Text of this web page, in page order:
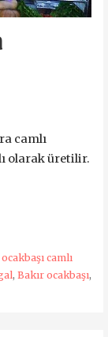
camlı
olarak üretilir.
camlı
, Bakır ocakbaşı,